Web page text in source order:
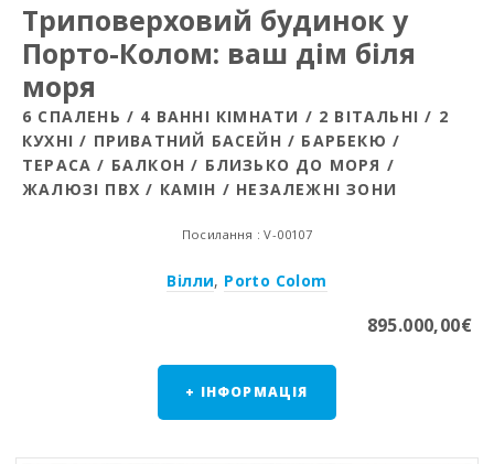
Триповерховий будинок у
Порто-Колом: ваш дім біля
моря
6 СПАЛЕНЬ / 4 ВАННІ КІМНАТИ / 2 ВІТАЛЬНІ / 2
КУХНІ / ПРИВАТНИЙ БАСЕЙН / БАРБЕКЮ /
ТЕРАСА / БАЛКОН / БЛИЗЬКО ДО МОРЯ /
ЖАЛЮЗІ ПВХ / КАМІН / НЕЗАЛЕЖНІ ЗОНИ
Посилання : V-00107
Вілли, Porto Colom
895.000,00€
+ ІНФОРМАЦІЯ